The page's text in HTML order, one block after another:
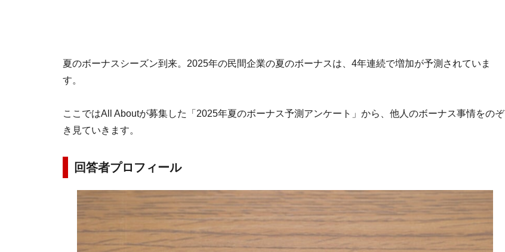
夏のボーナスシーズン到来。2025年の民間企業の夏のボーナスは、4年連続で増加が予測されていま
す。
ここではAll Aboutが募集した「2025年夏のボーナス予測アンケート」から、他人のボーナス事情をのぞ
き見ていきます。
回答者プロフィール